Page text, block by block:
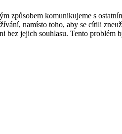
způsobem komunikujeme s
namísto toho, aby se cítili
bez jejich souhlasu. Tento